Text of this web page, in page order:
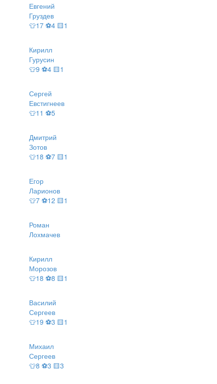
Евгений
Груздев
👕17 ⚽4 🟨1
Кирилл
Гурусин
👕9 ⚽4 🟨1
Сергей
Евстигнеев
👕11 ⚽5
Дмитрий
Зотов
👕18 ⚽7 🟨1
Егор
Ларионов
👕7 ⚽12 🟨1
Роман
Лохмачев
Кирилл
Морозов
👕18 ⚽8 🟨1
Василий
Сергеев
👕19 ⚽3 🟨1
Михаил
Сергеев
👕8 ⚽3 🟨3